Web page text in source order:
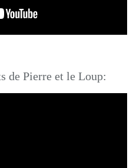
de Pierre et le Loup: